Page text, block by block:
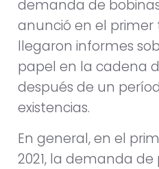
demanda de
anunció en el
llegaron informes
papel en la cadena
después de un
existencias.
En general, en el
2021, la demanda